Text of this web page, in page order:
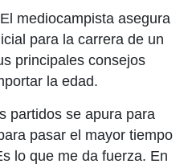
mediocampista asegura
para la carrera de un
principales consejos
la edad.
partidos se apura para
pasar el mayor tiempo
lo que me da fuerza. En